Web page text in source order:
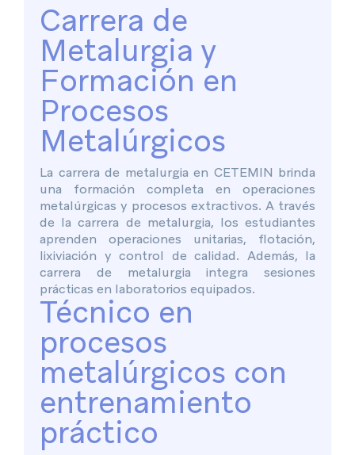
Carrera de
Metalurgia y
Formación en
Procesos
Metalúrgicos
La carrera de metalurgia en CETEMIN brinda
una formación completa en operaciones
metalúrgicas y procesos extractivos. A través
de la carrera de metalurgia, los estudiantes
aprenden operaciones unitarias, flotación,
lixiviación y control de calidad. Además, la
carrera de metalurgia integra sesiones
prácticas en laboratorios equipados.
Técnico en
procesos
metalúrgicos con
entrenamiento
práctico